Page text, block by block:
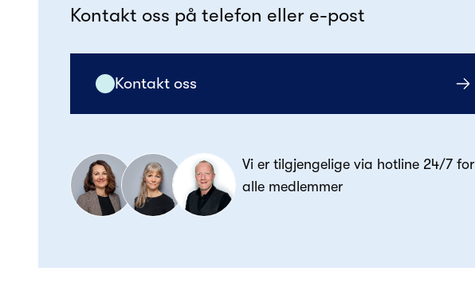
Kontakt oss på telefon eller e-post
Kontakt oss
Vi er tilgjengelige via hotline 24/7 for
alle medlemmer